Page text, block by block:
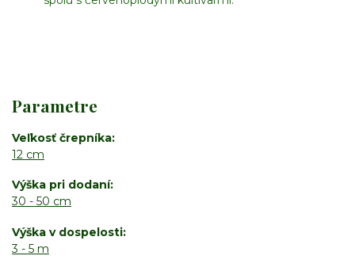
Parametre
Veľkosť črepníka
12 cm
Výška pri dodaní
30 - 50 cm
Výška v dospelosti
3 - 5 m